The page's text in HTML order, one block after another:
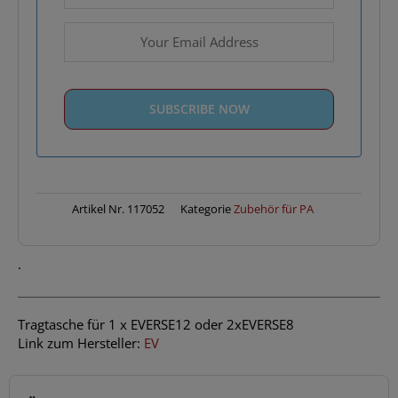
Artikel Nr. 117052 KategorieZubehör für PA
.
Tragtasche für 1 x EVERSE12 oder 2xEVERSE8
Link zum Hersteller: EV